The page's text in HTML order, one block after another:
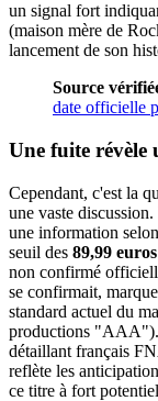
un signal fort
(maison mère de
lancement de son
Source
date officielle
Une fuite
Cependant, c'est la
une vaste
une information
seuil des 89,99 euros
non confirmé
se confirmait,
standard actuel du
productions "AAA").
détaillant français
reflète les
ce titre à fort